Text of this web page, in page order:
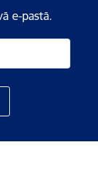
e-pastā.